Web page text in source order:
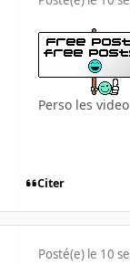
Perso les
Citer
Posté(e) le 10